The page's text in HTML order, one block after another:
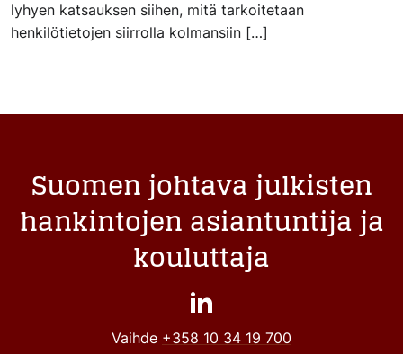
lyhyen katsauksen siihen, mitä tarkoitetaan
henkilötietojen siirrolla kolmansiin […]
Suomen johtava julkisten
hankintojen asiantuntija ja
kouluttaja
Vaihde +358 10 34 19 700